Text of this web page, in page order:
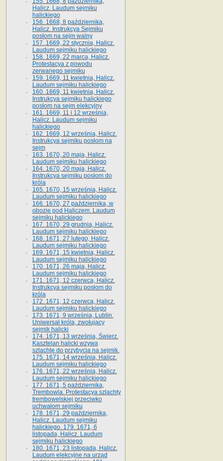
Halicz. Laudum sejmiku
halickiego
156. 1668, 8 października,
Halicz. Instrukcya Sejmiku
posłom na sejm walny
157. 1669, 22 stycznia, Halicz.
Laudum sejmiku halickiego
158. 1669, 22 marca, Halicz.
Protestacya z powodu
zerwanego sejmiku
159. 1669, 11 kwietnia, Halicz.
Laudum sejmiku halickiego
160. 1669, 11 kwietnia, Halicz.
Instrukcya sejmiku halickiego
posłom na sejm elekcyjny
161. 1669, 11 i 12 września,
Halicz. Laudum sejmiku
halickiego
162. 1669, 12 września, Halicz.
Instrukcya sejmiku posłom na
sejm
163. 1670, 20 maja, Halicz.
Laudum sejmiku halickiego
164. 1670, 20 maja, Halicz.
Instrukcya sejmiku posłom do
króla
165. 1670, 15 września, Halicz.
Laudum sejmiku halickiego
166. 1670, 27 października, w
obozie pod Haliczem. Laudum
sejmiku halickiego
167. 1670, 29 grudnia, Halicz.
Laudum sejmiku halickiego
168. 1671, 27 lutego, Halicz.
Laudum sejmiku halickiego
169. 1671, 15 kwietnia, Halicz.
Laudum sejmiku halickiego
170. 1671, 26 maja, Halicz.
Laudum sejmiku halickiego
171. 1671, 12 czerwca, Halicz.
Instrukcya sejmiku posłom do
króla
172. 1671, 12 czerwca, Halicz.
Laudum sejmiku halickiego
173. 1671, 9 września, Lublin.
Uniwersał króla, zwołujący
sejmik halicki
174. 1671, 13 września, Świerz.
Kasztelan halicki wzywa
szlachtę do przybycia na sejmik.
175. 1671, 14 września, Halicz.
Laudum sejmiku halickiego
176. 1671, 22 września, Halicz.
Laudum sejmiku halickiego
177. 1671, 5 października,
Trembowla. Protestacya szlachty
trembowelskiej przeciwko
uchwałom sejmiku
178. 1671, 29 października,
Halicz. Laudum sejmiku
halickiego. 179. 1671, 6
listopada, Halicz. Laudum
sejmiku halickiego
180. 1671, 23 listopada, Halicz.
Laudum elekcyjne na urząd